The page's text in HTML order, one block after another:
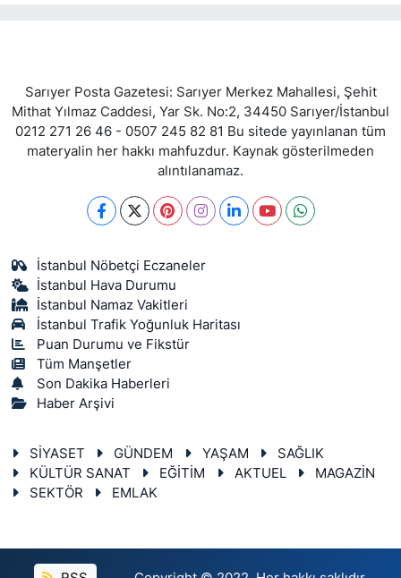
Sarıyer Posta Gazetesi: Sarıyer Merkez Mahallesi, Şehit
Mithat Yılmaz Caddesi, Yar Sk. No:2, 34450 Sarıyer/İstanbul
0212 271 26 46 - 0507 245 82 81 Bu sitede yayınlanan tüm
materyalin her hakkı mahfuzdur. Kaynak gösterilmeden
alıntılanamaz.
İstanbul Nöbetçi Eczaneler
İstanbul Hava Durumu
İstanbul Namaz Vakitleri
İstanbul Trafik Yoğunluk Haritası
Puan Durumu ve Fikstür
Tüm Manşetler
Son Dakika Haberleri
Haber Arşivi
SİYASET GÜNDEM YAŞAM
SAĞLIK
KÜLTÜR SANAT
EĞİTİM AKTUEL
MAGAZİN
SEKTÖR
EMLAK